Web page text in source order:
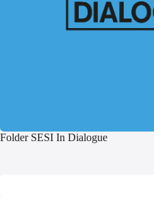
Folder SESI In Dialogue